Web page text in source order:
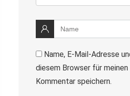
Name, E-Mail-Adresse
diesem Browser für
Kommentar speichern.